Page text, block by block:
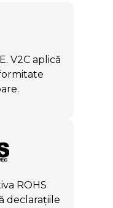
V2C aplică
ROHS
declarațiile